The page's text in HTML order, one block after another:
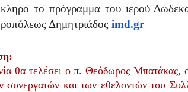
το πρόγραμμα του ιερού
Δημητριάδος imd.gr
θα τελέσει ο π. Θεόδωρος
συνεργατών και των εθελοντών του